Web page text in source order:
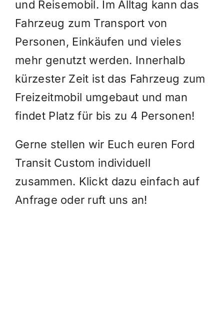
und Reisemobil. Im Alltag kann das
Fahrzeug zum Transport von
Personen, Einkäufen und vieles
mehr genutzt werden. Innerhalb
kürzester Zeit ist das Fahrzeug zum
Freizeitmobil umgebaut und man
findet Platz für bis zu 4 Personen!
Gerne stellen wir Euch euren Ford
Transit Custom individuell
zusammen. Klickt dazu einfach auf
Anfrage oder ruft uns an!